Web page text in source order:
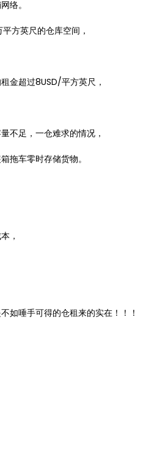
络。
方英尺的仓库空间，
金超过8USD/平方英尺，
不足，一仓难求的情况，
拖车零时存储货物。
，
如唾手可得的仓租来的实在！！！